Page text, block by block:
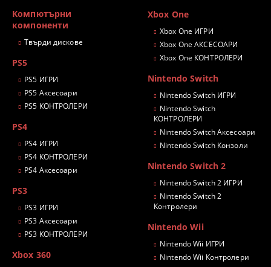
Компютърни
компоненти
Твърди дискове
PS5
PS5 ИГРИ
PS5 Аксесоари
PS5 КОНТРОЛЕРИ
PS4
PS4 ИГРИ
PS4 КОНТРОЛЕРИ
PS4 Аксесоари
PS3
PS3 ИГРИ
PS3 Аксесоари
PS3 КОНТРОЛЕРИ
Xbox 360
Xbox One
Xbox One ИГРИ
Xbox One АКСЕСОАРИ
Xbox One КОНТРОЛЕРИ
Nintendo Switch
Nintendo Switch ИГРИ
Nintendo Switch
КОНТРОЛЕРИ
Nintendo Switch Аксесоари
Nintendo Switch Конзоли
Nintendo Switch 2
Nintendo Switch 2 ИГРИ
Nintendo Switch 2
Контролери
Nintendo Wii
Nintendo Wii ИГРИ
Nintendo Wii Контролери